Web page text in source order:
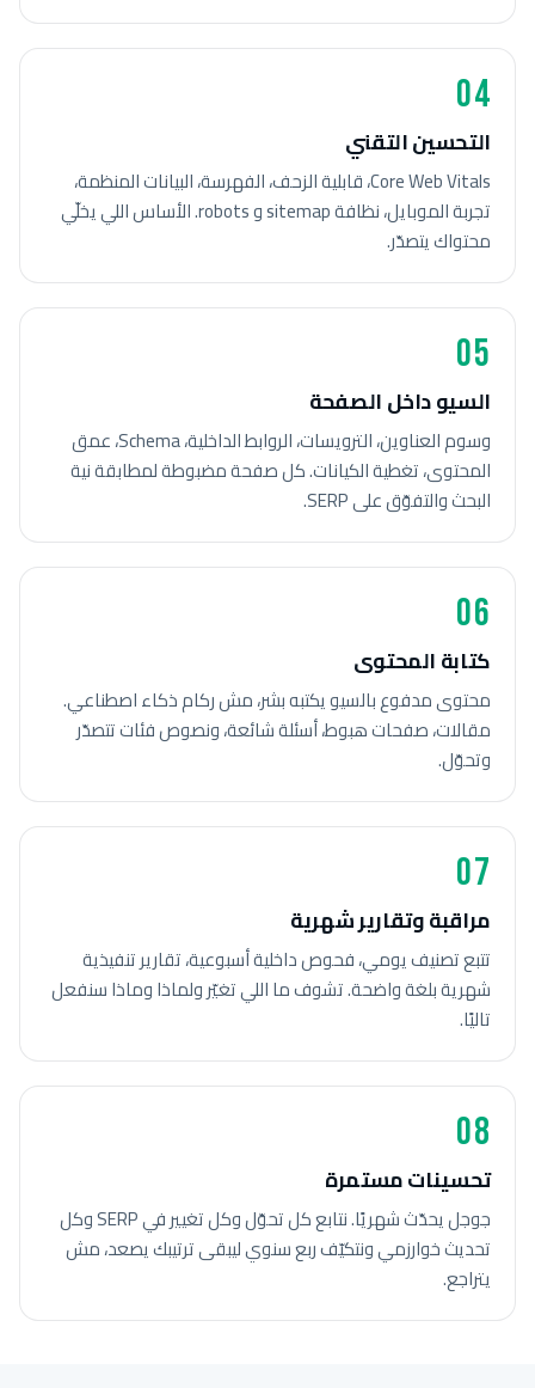
04
التحسين التقني
Core Web Vitals، قابلية الزحف، الفهرسة، البيانات المنظمة،
تجربة الموبايل، نظافة sitemap و robots. الأساس اللي يخلّي
محتواك يتصدّر.
05
السيو داخل الصفحة
وسوم العناوين، الترويسات، الروابط الداخلية، Schema، عمق
المحتوى، تغطية الكيانات. كل صفحة مضبوطة لمطابقة نية
البحث والتفوّق على SERP.
06
كتابة المحتوى
محتوى مدفوع بالسيو يكتبه بشر، مش ركام ذكاء اصطناعي.
مقالات، صفحات هبوط، أسئلة شائعة، ونصوص فئات تتصدّر
وتحوّل.
07
مراقبة وتقارير شهرية
تتبع تصنيف يومي، فحوص داخلية أسبوعية، تقارير تنفيذية
شهرية بلغة واضحة. تشوف ما اللي تغيّر ولماذا وماذا سنفعل
تاليًا.
08
تحسينات مستمرة
جوجل يحدّث شهريًا. نتابع كل تحوّل وكل تغيير في SERP وكل
تحديث خوارزمي ونتكيّف ربع سنوي ليبقى ترتيبك يصعد، مش
يتراجع.